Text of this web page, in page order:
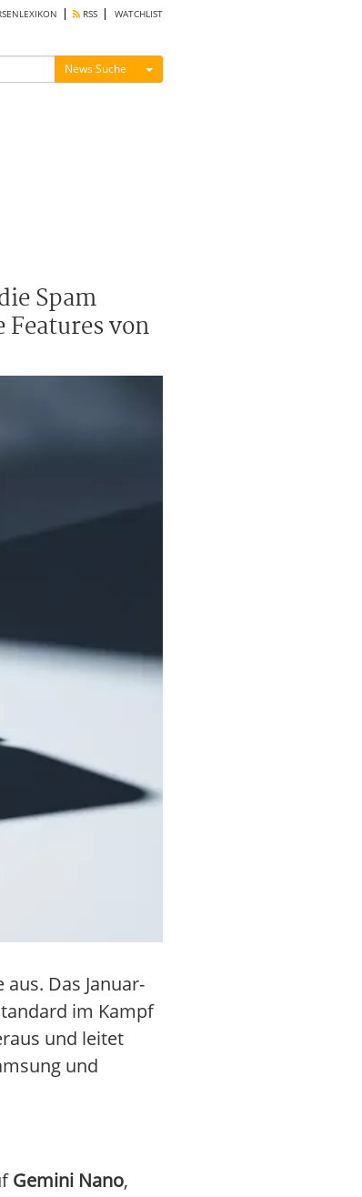
RSS WATCHLIST
News Suche Menü ein-/ausblenden
Spam
von
Das Januar-
im Kampf
und leitet
und
Gemini Nano,